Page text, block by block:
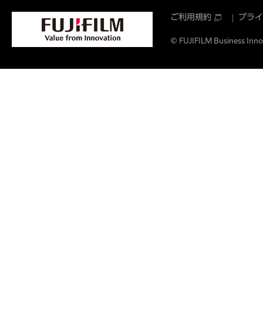
ご利用規約 プラ
© FUJIFILM Business